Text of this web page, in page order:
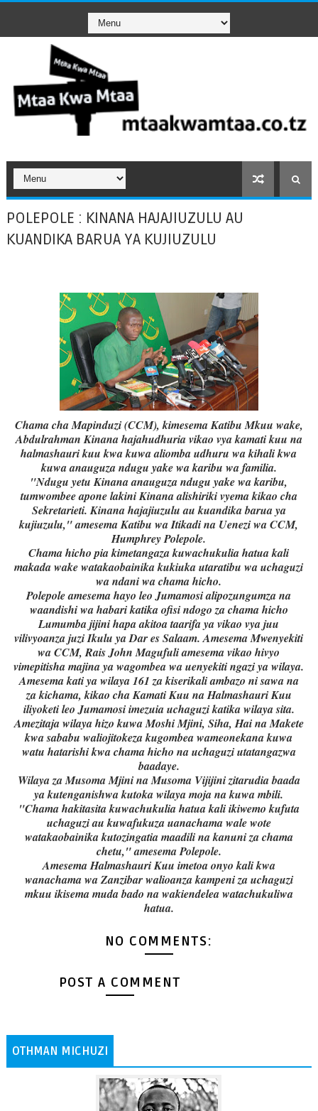
POLEPOLE : KINANA HAJAJIUZULU AU
KUANDIKA BARUA YA KUJIUZULU
Chama cha Mapinduzi (CCM), kimesema Katibu Mkuu wake,
Abdulrahman Kinana hajahudhuria vikao vya kamati kuu na
halmashauri kuu kwa kuwa aliomba udhuru wa kihali kwa
kuwa anauguza ndugu yake wa karibu wa familia.
"Ndugu yetu Kinana anauguza ndugu yake wa karibu,
tumwombee apone lakini Kinana alishiriki vyema kikao cha
Sekretarieti. Kinana hajajiuzulu au kuandika barua ya
kujiuzulu," amesema Katibu wa Itikadi na Uenezi wa CCM,
Humphrey Polepole.
Chama hicho pia kimetangaza kuwachukulia hatua kali
makada wake watakaobainika kukiuka utaratibu wa uchaguzi
wa ndani wa chama hicho.
Polepole amesema hayo leo Jumamosi alipozungumza na
waandishi wa habari katika ofisi ndogo za chama hicho
Lumumba jijini hapa akitoa taarifa ya vikao vya juu
vilivyoanza juzi Ikulu ya Dar es Salaam. Amesema Mwenyekiti
wa CCM, Rais John Magufuli amesema vikao hivyo
vimepitisha majina ya wagombea wa uenyekiti ngazi ya wilaya.
Amesema kati ya wilaya 161 za kiserikali ambazo ni sawa na
za kichama, kikao cha Kamati Kuu na Halmashauri Kuu
iliyoketi leo Jumamosi imezuia uchaguzi katika wilaya sita.
Amezitaja wilaya hizo kuwa Moshi Mjini, Siha, Hai na Makete
kwa sababu waliojitokeza kugombea wameonekana kuwa
watu hatarishi kwa chama hicho na uchaguzi utatangazwa
baadaye.
Wilaya za Musoma Mjini na Musoma Vijijini zitarudia baada
ya kutenganishwa kutoka wilaya moja na kuwa mbili.
"Chama hakitasita kuwachukulia hatua kali ikiwemo kufuta
uchaguzi au kuwafukuza uanachama wale wote
watakaobainika kutozingatia maadili na kanuni za chama
chetu," amesema Polepole.
Amesema Halmashauri Kuu imetoa onyo kali kwa
wanachama wa Zanzibar walioanza kampeni za uchaguzi
mkuu ikisema muda bado na wakiendelea watachukuliwa
hatua.
NO COMMENTS:
POST A COMMENT
OTHMAN MICHUZI